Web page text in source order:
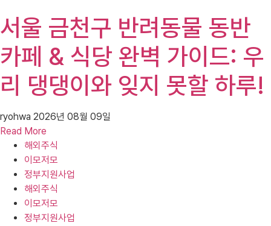
서울 금천구 반려동물 동반
카페 & 식당 완벽 가이드: 우
리 댕댕이와 잊지 못할 하루!
ryohwa 2026년 08월 09일
Read More
해외주식
이모저모
정부지원사업
해외주식
이모저모
정부지원사업